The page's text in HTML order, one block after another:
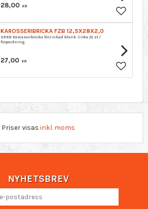
28,00 KR
Lägg till
KAROSSERIBRICKA FZB 12,5X28X2,0
SRKB Karosseribricka förzinkad blank. Cirka 25 st /
förpackning.
27,00 KR
Lägg till
Priser visas inkl. moms
NYHETSBREV